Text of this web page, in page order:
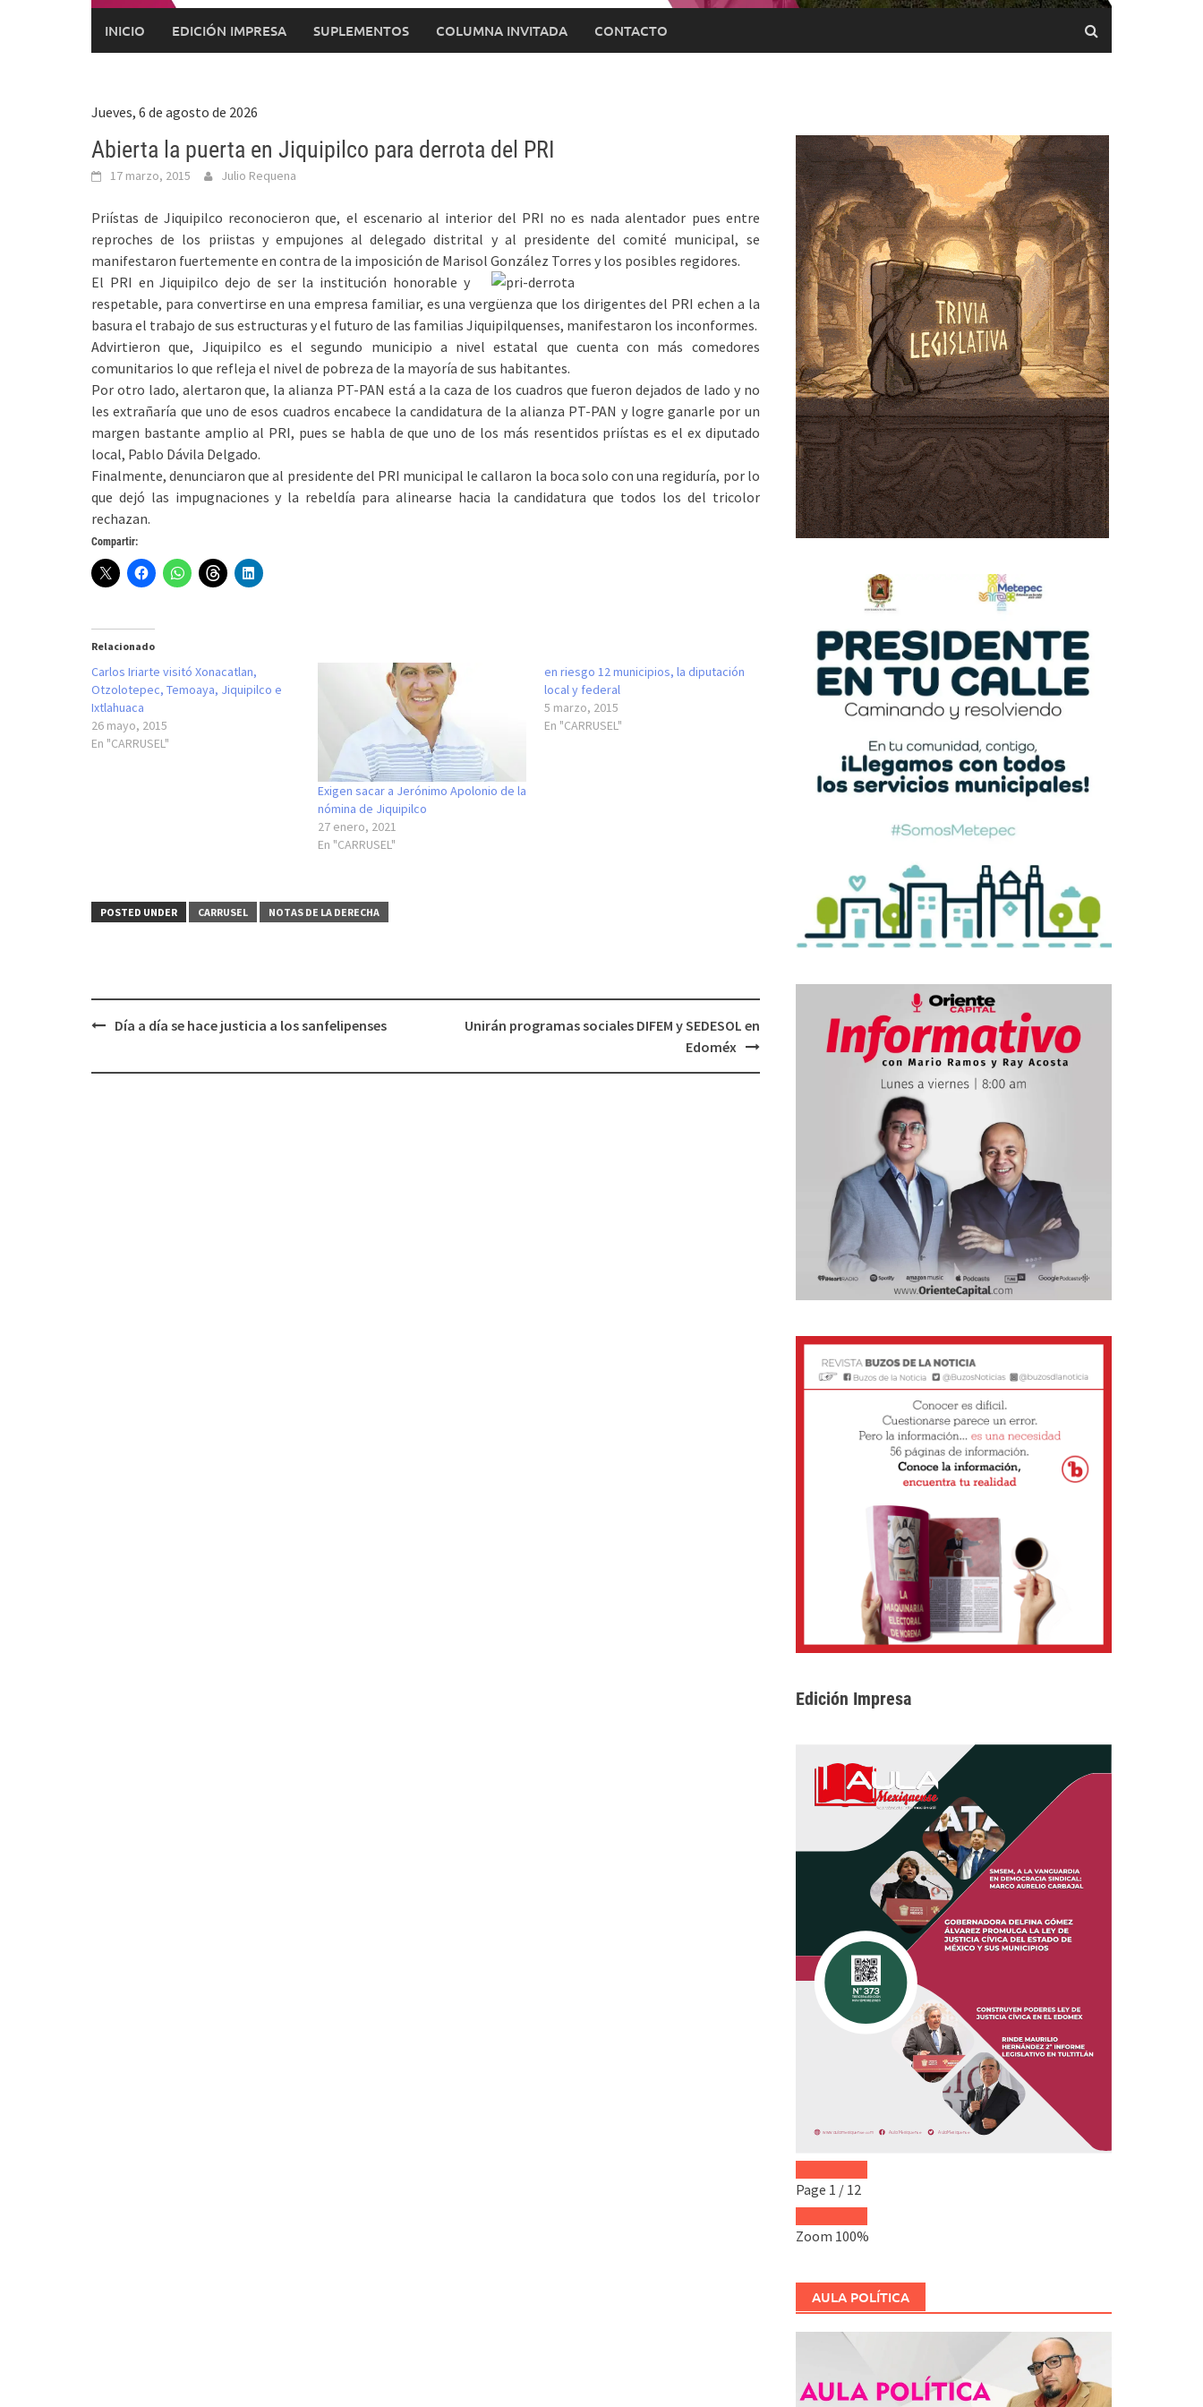
INICIO EDICIÓN IMPRESA SUPLEMENTOS COLUMNA INVITADA CONTACTO
Jueves, 6 de agosto de 2026
Abierta la puerta en Jiquipilco para derrota del PRI
17 marzo, 2015 Julio Requena
Priístas de Jiquipilco reconocieron que, el escenario al interior del PRI no es nada alentador pues entre
reproches de los priistas y empujones al delegado distrital y al presidente del comité municipal, se
manifestaron fuertemente en contra de la imposición de Marisol González Torres y los posibles regidores.
El PRI en Jiquipilco dejo de ser la institución honorable y
respetable, para convertirse en una empresa familiar, es una vergüenza que los dirigentes del PRI echen a la
basura el trabajo de sus estructuras y el futuro de las familias Jiquipilquenses, manifestaron los inconformes.
Advirtieron que, Jiquipilco es el segundo municipio a nivel estatal que cuenta con más comedores
comunitarios lo que refleja el nivel de pobreza de la mayoría de sus habitantes.
Por otro lado, alertaron que, la alianza PT-PAN está a la caza de los cuadros que fueron dejados de lado y no
les extrañaría que uno de esos cuadros encabece la candidatura de la alianza PT-PAN y logre ganarle por un
margen bastante amplio al PRI, pues se habla de que uno de los más resentidos priístas es el ex diputado
local, Pablo Dávila Delgado.
Finalmente, denunciaron que al presidente del PRI municipal le callaron la boca solo con una regiduría, por lo
que dejó las impugnaciones y la rebeldía para alinearse hacia la candidatura que todos los del tricolor
rechazan.
Compartir:
Relacionado
Carlos Iriarte visitó Xonacatlan,
Otzolotepec, Temoaya, Jiquipilco e
Ixtlahuaca
26 mayo, 2015
En "CARRUSEL"
Exigen sacar a Jerónimo Apolonio de la
nómina de Jiquipilco
27 enero, 2021
En "CARRUSEL"
en riesgo 12 municipios, la diputación
local y federal
5 marzo, 2015
En "CARRUSEL"
POSTED UNDER CARRUSEL NOTAS DE LA DERECHA
PostDía a día se hace justicia a los sanfelipenses
Unirán programas sociales DIFEM y SEDESOL en
Edoméx
Edición Impresa
Page 1 / 12
Zoom 100%
AULA POLÍTICA